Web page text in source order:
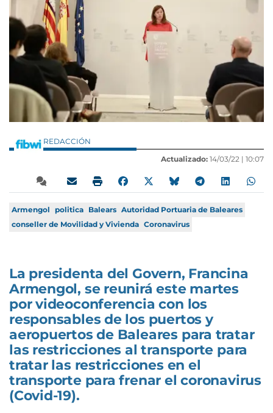
REDACCIÓN
Actualizado: 14/03/22 | 10:07
Armengol politica Balears Autoridad Portuaria de Baleares
conseller de Movilidad y Vivienda Coronavirus
La presidenta del Govern, Francina
Armengol, se reunirá este martes
por videoconferencia con los
responsables de los puertos y
aeropuertos de Baleares para tratar
las restricciones al transporte para
tratar las restricciones en el
transporte para frenar el coronavirus
(Covid-19).